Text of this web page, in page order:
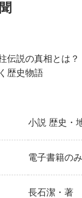
伝説の真相とは？
歴史物語
小説 歴史・
電子書籍のみ
長石潔 ・著